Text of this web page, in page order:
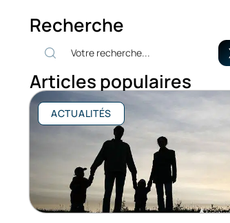
Recherche
Articles populaires
ACTUALITÉS